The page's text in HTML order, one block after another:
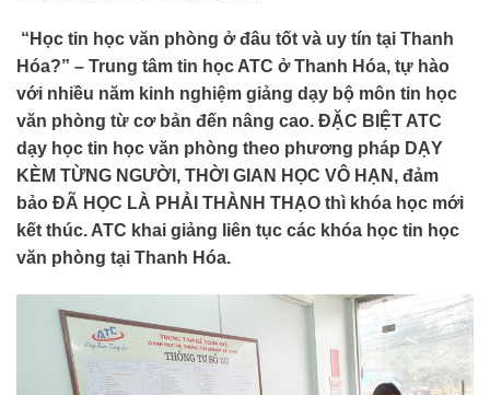
“Học tin học văn phòng ở đâu tốt và uy tín tại Thanh
Hóa?” – Trung tâm tin học ATC ở Thanh Hóa, tự hào
với nhiều năm kinh nghiệm giảng dạy bộ môn tin học
văn phòng từ cơ bản đến nâng cao. ĐẶC BIỆT ATC
dạy học tin học văn phòng theo phương pháp DẠY
KÈM TỪNG NGƯỜI, THỜI GIAN HỌC VÔ HẠN, đảm
bảo ĐÃ HỌC LÀ PHẢI THÀNH THẠO thì khóa học mới
kết thúc. ATC khai giảng liên tục các khóa học tin học
văn phòng tại Thanh Hóa.